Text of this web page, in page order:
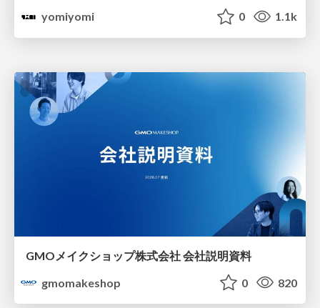
yomiyomi 0 1.1k
GMOメイクショップ株式会社 会社説明資料
gmomakeshop
0 820